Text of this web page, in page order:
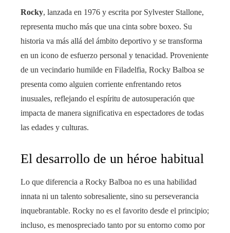
Rocky, lanzada en 1976 y escrita por Sylvester Stallone,
representa mucho más que una cinta sobre boxeo. Su
historia va más allá del ámbito deportivo y se transforma
en un icono de esfuerzo personal y tenacidad. Proveniente
de un vecindario humilde en Filadelfia, Rocky Balboa se
presenta como alguien corriente enfrentando retos
inusuales, reflejando el espíritu de autosuperación que
impacta de manera significativa en espectadores de todas
las edades y culturas.
El desarrollo de un héroe habitual
Lo que diferencia a Rocky Balboa no es una habilidad
innata ni un talento sobresaliente, sino su perseverancia
inquebrantable. Rocky no es el favorito desde el principio;
incluso, es menospreciado tanto por su entorno como por